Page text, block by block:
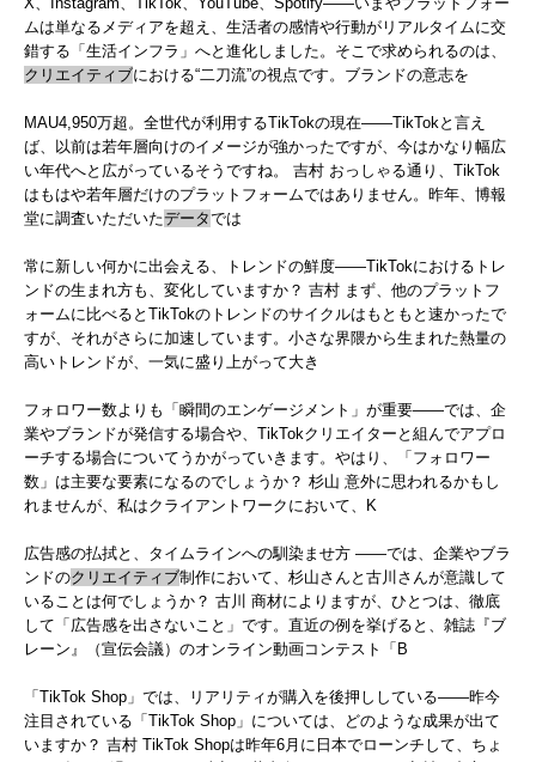
ムは単なるメディアを超え、生活者の感情や行動がリアルタイムに交
錯する「生活インフラ」へと進化しました。そこで求められるのは、
クリエイティブにおける“二刀流”の視点です。ブランドの意志を
MAU4,950万超。全世代が利用するTikTokの現在――TikTokと言え
ば、以前は若年層向けのイメージが強かったですが、今はかなり幅広
い年代へと広がっているそうですね。 吉村 おっしゃる通り、TikTok
はもはや若年層だけのプラットフォームではありません。昨年、博報
堂に調査いただいたデータでは
常に新しい何かに出会える、トレンドの鮮度――TikTokにおけるトレ
ンドの生まれ方も、変化していますか？ 吉村 まず、他のプラットフ
ォームに比べるとTikTokのトレンドのサイクルはもともと速かったで
すが、それがさらに加速しています。小さな界隈から生まれた熱量の
高いトレンドが、一気に盛り上がって大き
フォロワー数よりも「瞬間のエンゲージメント」が重要――では、企
業やブランドが発信する場合や、TikTokクリエイターと組んでアプロ
ーチする場合についてうかがっていきます。やはり、「フォロワー
数」は主要な要素になるのでしょうか？ 杉山 意外に思われるかもし
れませんが、私はクライアントワークにおいて、K
広告感の払拭と、タイムラインへの馴染ませ方 ――では、企業やブラ
ンドのクリエイティブ制作において、杉山さんと古川さんが意識して
いることは何でしょうか？ 古川 商材によりますが、ひとつは、徹底
して「広告感を出さないこと」です。直近の例を挙げると、雑誌『ブ
レーン』（宣伝会議）のオンライン動画コンテスト「B
「TikTok Shop」では、リアリティが購入を後押ししている――昨今
注目されている「TikTok Shop」については、どのような成果が出て
いますか？ 吉村 TikTok Shopは昨年6月に日本でローンチして、ちょ